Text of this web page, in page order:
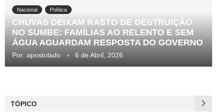
Nacional Política
CHUVAS DEIXAM RASTO DE DESTRUIÇÃO
NO SUMBE: FAMÍLIAS AO RELENTO E SEM
ÁGUA AGUARDAM RESPOSTA DO GOVERNO
Por: apostolado 6 de Abril, 2026
TÓPICO